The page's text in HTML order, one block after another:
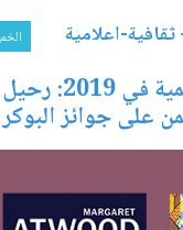
ثقافية-اعلامية الخميس 17
الثقافة
على جوائز البوكر